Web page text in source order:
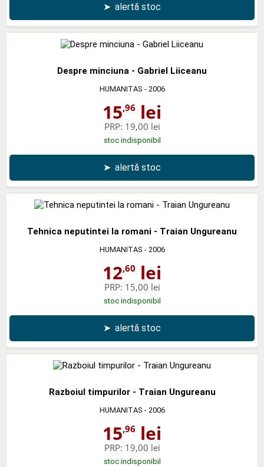
➤ alertă stoc
Despre minciuna - Gabriel Liiceanu
HUMANITAS - 2006
15,96 lei
PRP: 19,00 lei
stoc indisponibil
➤ alertă stoc
Tehnica neputintei la romani - Traian Ungureanu
HUMANITAS - 2006
12,60 lei
PRP: 15,00 lei
stoc indisponibil
➤ alertă stoc
Razboiul timpurilor - Traian Ungureanu
HUMANITAS - 2006
15,96 lei
PRP: 19,00 lei
stoc indisponibil